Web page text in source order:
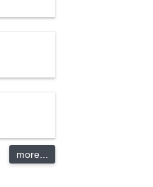
more...